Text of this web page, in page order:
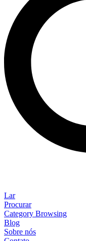
Lar
Procurar
Category Browsing
Blog
Sobre nós